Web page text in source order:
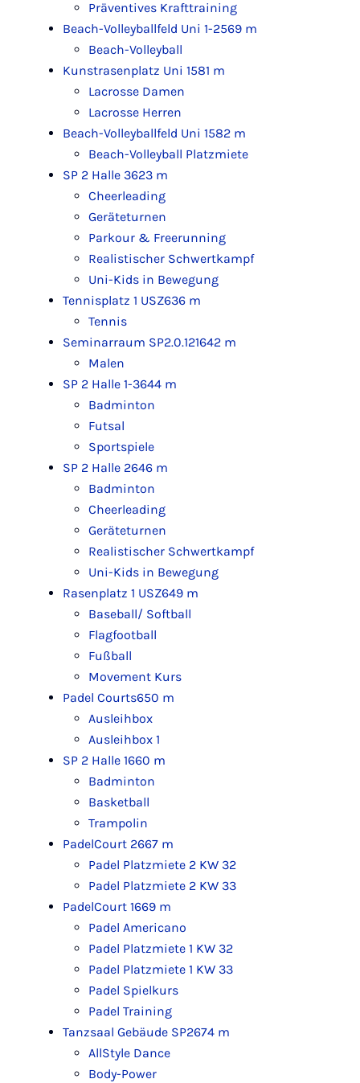
Präventives Krafttraining
Beach-Volleyballfeld Uni 1-2569 m
Beach-Volleyball
Kunstrasenplatz Uni 1581 m
Lacrosse Damen
Lacrosse Herren
Beach-Volleyballfeld Uni 1582 m
Beach-Volleyball Platzmiete
SP 2 Halle 3623 m
Cheerleading
Geräteturnen
Parkour & Freerunning
Realistischer Schwertkampf
Uni-Kids in Bewegung
Tennisplatz 1 USZ636 m
Tennis
Seminarraum SP2.0.121642 m
Malen
SP 2 Halle 1-3644 m
Badminton
Futsal
Sportspiele
SP 2 Halle 2646 m
Badminton
Cheerleading
Geräteturnen
Realistischer Schwertkampf
Uni-Kids in Bewegung
Rasenplatz 1 USZ649 m
Baseball/ Softball
Flagfootball
Fußball
Movement Kurs
Padel Courts650 m
Ausleihbox
Ausleihbox 1
SP 2 Halle 1660 m
Badminton
Basketball
Trampolin
PadelCourt 2667 m
Padel Platzmiete 2 KW 32
Padel Platzmiete 2 KW 33
PadelCourt 1669 m
Padel Americano
Padel Platzmiete 1 KW 32
Padel Platzmiete 1 KW 33
Padel Spielkurs
Padel Training
Tanzsaal Gebäude SP2674 m
AllStyle Dance
Body-Power